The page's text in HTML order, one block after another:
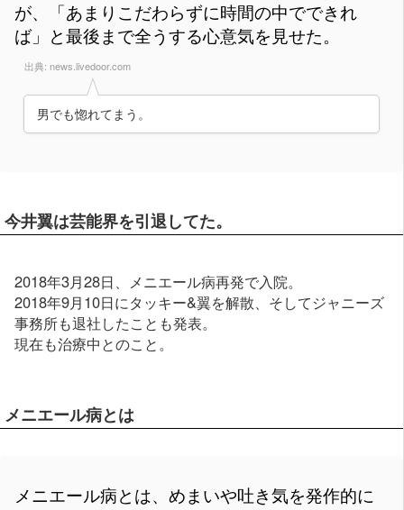
が、「あまりこだわらずに時間の中でできれ
ば」と最後まで全うする心意気を見せた。
出典: news.livedoor.com
男でも惚れてまう。
今井翼は芸能界を引退してた。
2018年3月28日、メニエール病再発で入院。
2018年9月10日にタッキー&翼を解散、そしてジャニーズ
事務所も退社したことも発表。
現在も治療中とのこと。
メニエール病とは
メニエール病とは、めまいや吐き気を発作的に